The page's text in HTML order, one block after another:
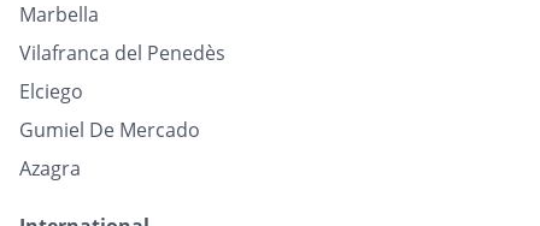
Marbella
Vilafranca del Penedès
Elciego
Gumiel De Mercado
Azagra